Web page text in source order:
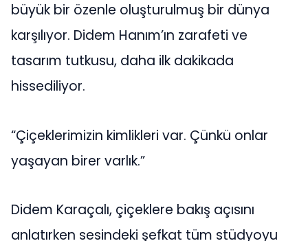
büyük bir özenle oluşturulmuş bir dünya
karşılıyor. Didem Hanım’ın zarafeti ve
tasarım tutkusu, daha ilk dakikada
hissediliyor.
“Çiçeklerimizin kimlikleri var. Çünkü onlar
yaşayan birer varlık.”
Didem Karaçalı, çiçeklere bakış açısını
anlatırken sesindeki şefkat tüm stüdyoyu